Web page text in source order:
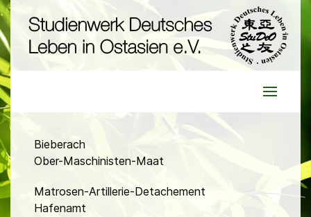
Bieberach
Ober-Maschinisten-Maat
Matrosen-Artillerie-Detachement
Hafenamt